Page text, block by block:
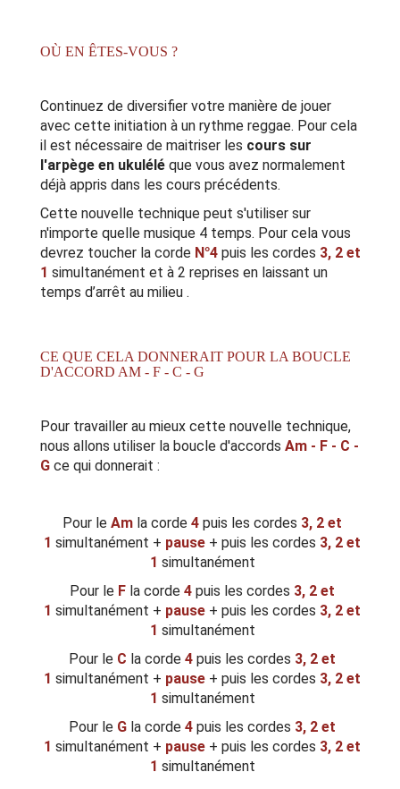
OÙ EN ÊTES-VOUS ?
Continuez de diversifier votre manière de jouer
avec cette initiation à un rythme reggae. Pour cela
il est nécessaire de maitriser les cours sur
l'arpège en ukulélé que vous avez normalement
déjà appris dans les cours précédents.
Cette nouvelle technique peut s'utiliser sur
n'importe quelle musique 4 temps. Pour cela vous
devrez toucher la corde N°4 puis les cordes 3, 2 et
1 simultanément et à 2 reprises en laissant un
temps d’arrêt au milieu .
CE QUE CELA DONNERAIT POUR LA BOUCLE
D'ACCORD AM - F - C - G
Pour travailler au mieux cette nouvelle technique,
nous allons utiliser la boucle d'accords Am - F - C -
G ce qui donnerait :
Pour le Am la corde 4 puis les cordes 3, 2 et
1 simultanément + pause + puis les cordes 3, 2 et
1 simultanément
Pour le F la corde 4 puis les cordes 3, 2 et
1 simultanément + pause + puis les cordes 3, 2 et
1 simultanément
Pour le C la corde 4 puis les cordes 3, 2 et
1 simultanément + pause + puis les cordes 3, 2 et
1 simultanément
Pour le G la corde 4 puis les cordes 3, 2 et
1 simultanément + pause + puis les cordes 3, 2 et
1 simultanément